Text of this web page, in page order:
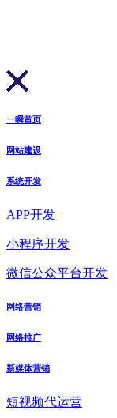
一瞬首页
网站建设
系统开发
APP开发
小程序开发
微信公众平台开发
网络营销
网络推广
新媒体营销
短视频代运营